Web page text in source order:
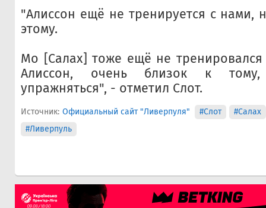
"Алиссон ещё не тренируется с нами,
этому.
Мо [Салах] тоже ещё не
Алиссон, очень близок к
упражняться", - отметил Слот.
Источник: Официальный сайт "Ливерпуля" #Слот
#Салах
#Ливерпуль